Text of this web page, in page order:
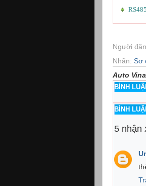
Người
Nhãn: Sơ
Auto
BÌNH
BÌNH
5 nhận